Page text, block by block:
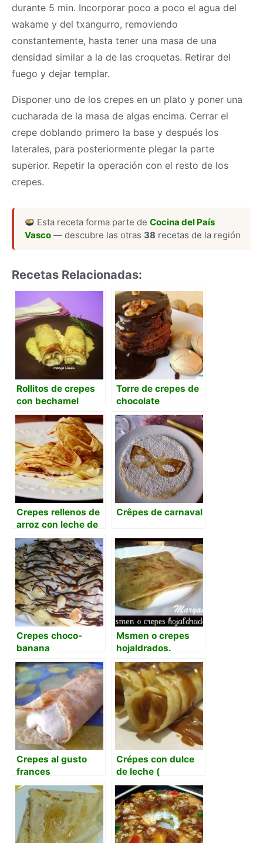
durante 5 min. Incorporar poco a poco el agua del
wakame y del txangurro, removiendo
constantemente, hasta tener una masa de una
densidad similar a la de las croquetas. Retirar del
fuego y dejar templar.
Disponer uno de los crepes en un plato y poner una
cucharada de la masa de algas encima. Cerrar el
crepe doblando primero la base y después los
laterales, para posteriormente plegar la parte
superior. Repetir la operación con el resto de los
crepes.
Esta receta forma parte deCocina del País
Vasco — descubre las otras 38 recetas de la región
Recetas Relacionadas:
Rollitos de crepes
con bechamel
Torre de crepes de
chocolate
Crepes rellenos de
arroz con leche de
coco, natillas y
guarapo
Crêpes de carnaval
Crepes choco-
banana
Msmen o crepes
hojaldrados.
Crepes al gusto
frances
Crépes con dulce
de leche (
panqueques)